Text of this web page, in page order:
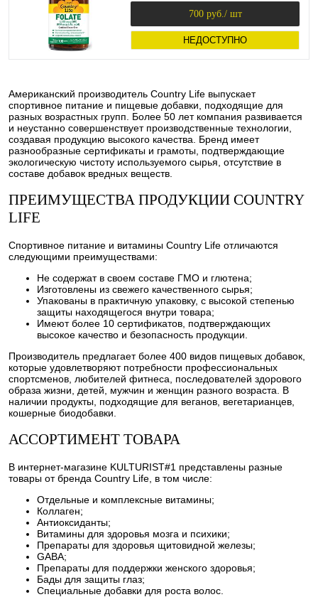
700 руб. / шт
НЕДОСТУПНО
Американский производитель Country Life выпускает
спортивное питание и пищевые добавки, подходящие для
разных возрастных групп. Более 50 лет компания развивается
и неустанно совершенствует производственные технологии,
создавая продукцию высокого качества. Бренд имеет
разнообразные сертификаты и грамоты, подтверждающие
экологическую чистоту используемого сырья, отсутствие в
составе добавок вредных веществ.
ПРЕИМУЩЕСТВА ПРОДУКЦИИ COUNTRY
LIFE
Спортивное питание и витамины Country Life отличаются
следующими преимуществами:
Не содержат в своем составе ГМО и глютена;
Изготовлены из свежего качественного сырья;
Упакованы в практичную упаковку, с высокой степенью
защиты находящегося внутри товара;
Имеют более 10 сертификатов, подтверждающих
высокое качество и безопасность продукции.
Производитель предлагает более 400 видов пищевых добавок,
которые удовлетворяют потребности профессиональных
спортсменов, любителей фитнеса, последователей здорового
образа жизни, детей, мужчин и женщин разного возраста. В
наличии продукты, подходящие для веганов, вегетарианцев,
кошерные биодобавки.
АССОРТИМЕНТ ТОВАРА
В интернет-магазине KULTURIST#1 представлены разные
товары от бренда Country Life, в том числе:
Отдельные и комплексные витамины;
Коллаген;
Антиоксиданты;
Витамины для здоровья мозга и психики;
Препараты для здоровья щитовидной железы;
GABA;
Препараты для поддержки женского здоровья;
Бады для защиты глаз;
Специальные добавки для роста волос.